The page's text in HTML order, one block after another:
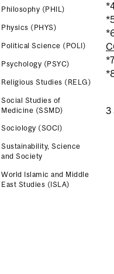
Philosophy (PHIL)
Physics (PHYS)
Political Science (POLI)
Psychology (PSYC)
Religious Studies (RELG)
Social Studies of
Medicine (SSMD)
Sociology (SOCI)
Sustainability, Science
and Society
World Islamic and Middle
East Studies (ISLA)
3